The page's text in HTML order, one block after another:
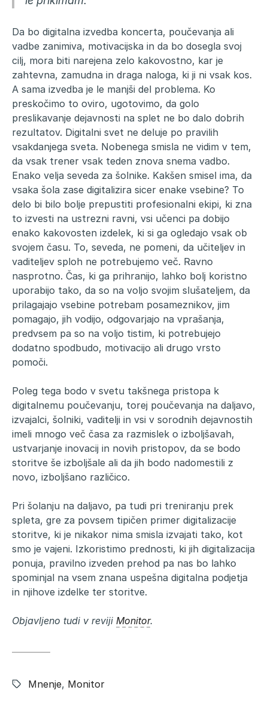
Da bo digitalna izvedba koncerta, poučevanja ali
vadbe zanimiva, motivacijska in da bo dosegla svoj
cilj, mora biti narejena zelo kakovostno, kar je
zahtevna, zamudna in draga naloga, ki ji ni vsak kos.
A sama izvedba je le manjši del problema. Ko
preskočimo to oviro, ugotovimo, da golo
preslikavanje dejavnosti na splet ne bo dalo dobrih
rezultatov. Digitalni svet ne deluje po pravilih
vsakdanjega sveta. Nobenega smisla ne vidim v tem,
da vsak trener vsak teden znova snema vadbo.
Enako velja seveda za šolnike. Kakšen smisel ima, da
vsaka šola zase digitalizira sicer enake vsebine? To
delo bi bilo bolje prepustiti profesionalni ekipi, ki zna
to izvesti na ustrezni ravni, vsi učenci pa dobijo
enako kakovosten izdelek, ki si ga ogledajo vsak ob
svojem času. To, seveda, ne pomeni, da učiteljev in
vaditeljev sploh ne potrebujemo več. Ravno
nasprotno. Čas, ki ga prihranijo, lahko bolj koristno
uporabijo tako, da so na voljo svojim slušateljem, da
prilagajajo vsebine potrebam posameznikov, jim
pomagajo, jih vodijo, odgovarjajo na vprašanja,
predvsem pa so na voljo tistim, ki potrebujejo
dodatno spodbudo, motivacijo ali drugo vrsto
pomoči.
Poleg tega bodo v svetu takšnega pristopa k
digitalnemu poučevanju, torej poučevanja na daljavo,
izvajalci, šolniki, vaditelji in vsi v sorodnih dejavnostih
imeli mnogo več časa za razmislek o izboljšavah,
ustvarjanje inovacij in novih pristopov, da se bodo
storitve še izboljšale ali da jih bodo nadomestili z
novo, izboljšano različico.
Pri šolanju na daljavo, pa tudi pri treniranju prek
spleta, gre za povsem tipičen primer digitalizacije
storitve, ki je nikakor nima smisla izvajati tako, kot
smo je vajeni. Izkoristimo prednosti, ki jih digitalizacija
ponuja, pravilno izveden prehod pa nas bo lahko
spominjal na vsem znana uspešna digitalna podjetja
in njihove izdelke ter storitve.
Objavljeno tudi v reviji Monitor.
Znački:
Mnenje, Monitor